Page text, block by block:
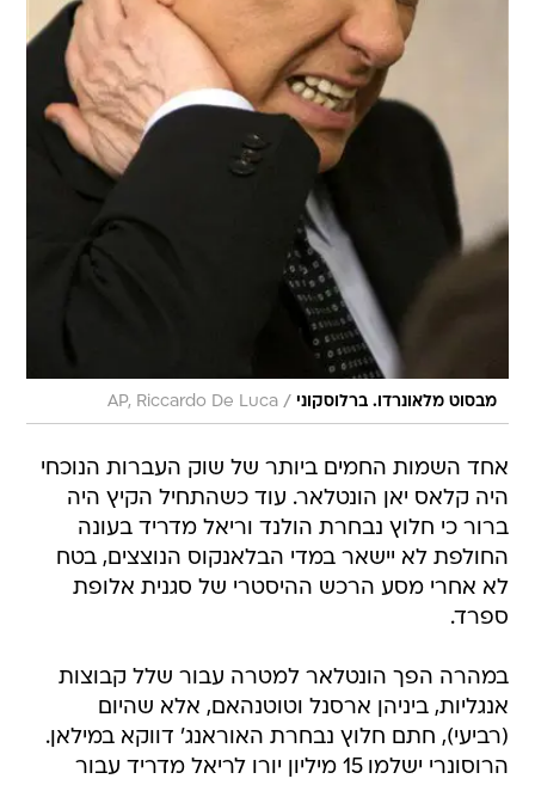
מבסוט מלאונרדו. ברלוסקוני /
AP, Riccardo De Luca
אחד השמות החמים ביותר של שוק העברות הנוכחי
היה קלאס יאן הונטלאר. עוד כשהתחיל הקיץ היה
ברור כי חלוץ נבחרת הולנד וריאל מדריד בעונה
החולפת לא יישאר במדי הבלאנקוס הנוצצים, בטח
לא אחרי מסע הרכש ההיסטרי של סגנית אלופת
ספרד.
במהרה הפך הונטלאר למטרה עבור שלל קבוצות
אנגליות, ביניהן ארסנל וטוטנהאם, אלא שהיום
(רביעי), חתם חלוץ נבחרת האוראנג' דווקא במילאן.
הרוסונרי ישלמו 15 מיליון יורו לריאל מדריד עבור